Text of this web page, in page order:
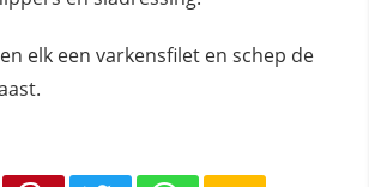
elk een varkensfilet en schep de